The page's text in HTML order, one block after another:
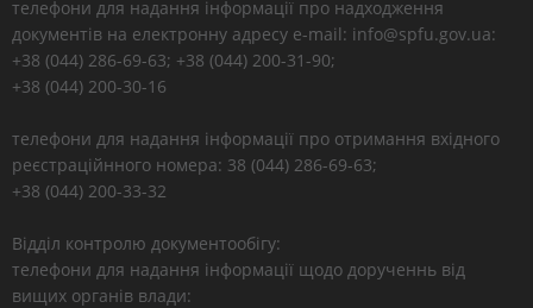
телефони для надання інформації про надходження
документів на електронну адресу e-mail: info@spfu.gov.ua:
+38 (044) 286-69-63; +38 (044) 200-31-90;
+38 (044) 200-30-16
телефони для надання інформації про отримання вхідного
реєстраційнного номера: 38 (044) 286-69-63;
+38 (044) 200-33-32
Відділ контролю документообігу:
телефони для надання інформації щодо дорученнь від
вищих органів влади: